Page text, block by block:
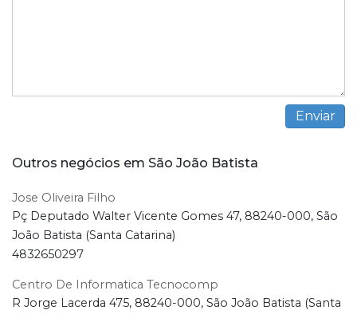
Outros negócios em São João Batista
Jose Oliveira Filho
Pç Deputado Walter Vicente Gomes 47, 88240-000, São
João Batista (Santa Catarina)
4832650297
Centro De Informatica Tecnocomp
R Jorge Lacerda 475, 88240-000, São João Batista (Santa